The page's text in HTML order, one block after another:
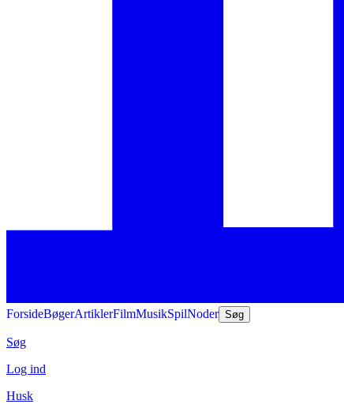
ForsideBøgerArtiklerFilmMusikSpilNoder Søg
Søg
Log ind
Husk